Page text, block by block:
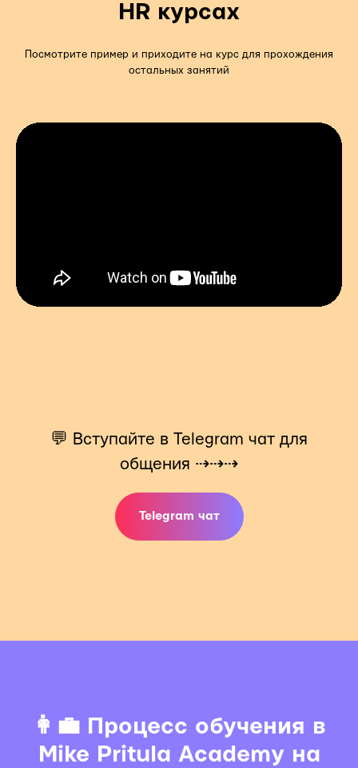
HR курсах
Посмотрите пример и приходите на курс для прохождения
остальных занятий
💬 Вступайте в Telegram чат для
общения ⇢⇢⇢
Telegram чат
👩‍💼 Процесс обучения в
Mike Pritula Academy на